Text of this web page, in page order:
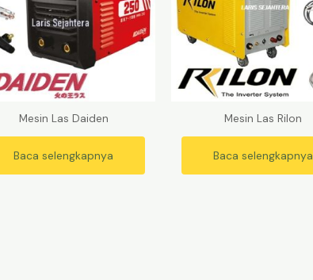
Mesin Las Daiden
Baca selengkapnya
Mesin Las Rilon
Baca selengkapnya